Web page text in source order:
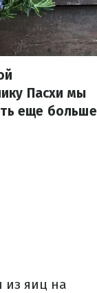
Пасхи мы
еще больше
из яиц на